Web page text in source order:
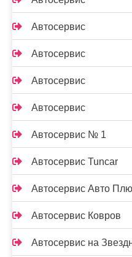
Автосервис
Автосервис
Автосервис
Автосервис
Автосервис № 1
Автосервис Tuncar
Автосервис Авто
Автосервис Ковров
Автосервис на